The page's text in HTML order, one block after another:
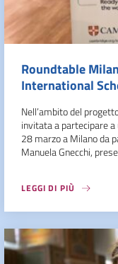
Roundtable
International
Nell’ambito del
invitata a partecipare
28 marzo a Milano da
Manuela Gnecchi,
LEGGI DI PIÙ